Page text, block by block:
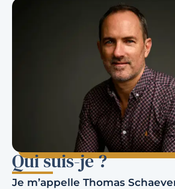
Qui suis-je ?
Je m’appelle Thomas